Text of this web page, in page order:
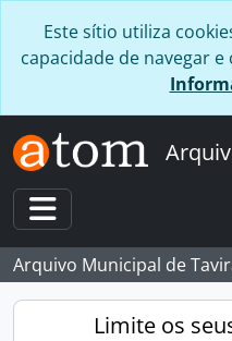
Este sítio utiliza
capacidade de navegar
Toggle navigation
Arquivo Municipal de
Limite os